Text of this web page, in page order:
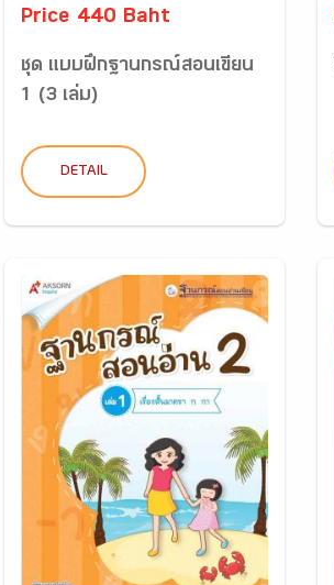
Price 440 Baht
ชุด แบบฝึกฐานกรณ์สอนเขียน
1 (3 เล่ม)
DETAIL